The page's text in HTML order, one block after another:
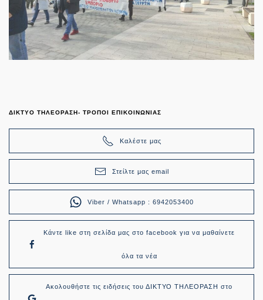
ΔΙΚΤΥΟ ΤΗΛΕΟΡΑΣΗ- ΤΡΟΠΟΙ ΕΠΙΚΟΙΝΩΝΙΑΣ
Καλέστε μας
Στείλτε μας email
Viber / Whatsapp : 6942053400
Κάντε like στη σελίδα μας στο facebook για να μαθαίνετε
όλα τα νέα
Ακολουθήστε τις ειδήσεις του ΔΙΚΤΥΟ ΤΗΛΕΟΡΑΣΗ στο